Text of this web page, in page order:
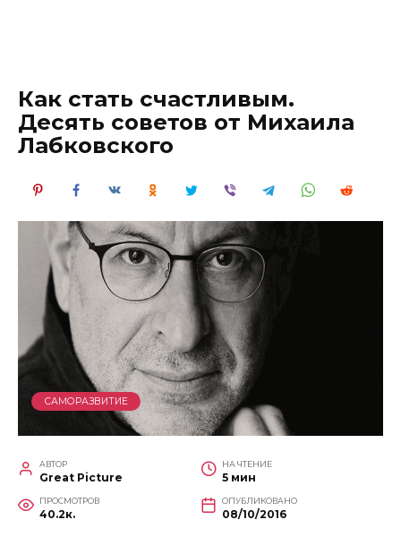
Как стать счастливым.
Десять советов от Михаила
Лабковского
САМОРАЗВИТИЕ
АВТОР
Great Picture
НА ЧТЕНИЕ
5 мин
ПРОСМОТРОВ
40.2к.
ОПУБЛИКОВАНО
08/10/2016